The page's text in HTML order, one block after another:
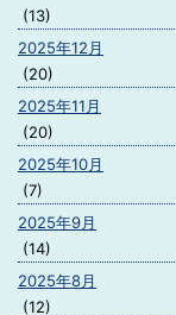
(13)
2025年12月
(20)
2025年11月
(20)
2025年10月
(7)
2025年9月
(14)
2025年8月
(12)